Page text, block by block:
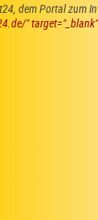
dem Portal zum
"